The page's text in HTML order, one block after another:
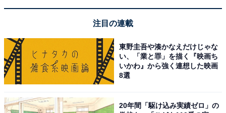
「湯あそびひろば 憩いの湯」は年中無休・オール
ナイト営業が魅力
注目の連載
東野圭吾や湊かなえだけじゃな
い、「業と罪」を描く『映画ち
いかわ』から強く連想した映画
8選
20年間「駆け込み実績ゼロ」の